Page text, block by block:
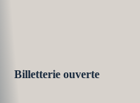
Billetterie ouverte